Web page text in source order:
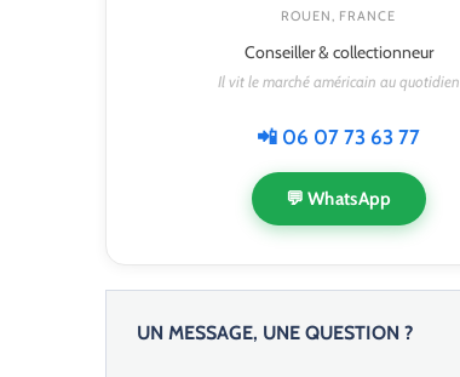
ROUEN, FRANCE
Conseiller & collectionneur
Il vit le marché américain au quotidien
📲 06 07 73 63 77
💬 WhatsApp
UN MESSAGE, UNE QUESTION ?